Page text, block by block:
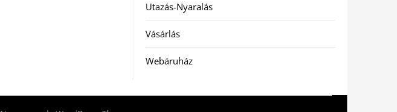
Utazás-Nyaralás
Vásárlás
Webáruház